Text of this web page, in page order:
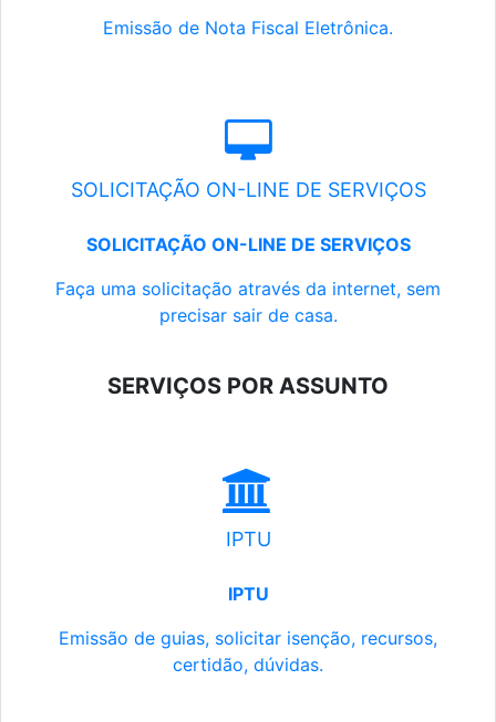
Emissão de Nota Fiscal Eletrônica.
SOLICITAÇÃO ON-LINE DE SERVIÇOS
SOLICITAÇÃO ON-LINE DE SERVIÇOS
Faça uma solicitação através da internet, sem
precisar sair de casa.
SERVIÇOS POR ASSUNTO
IPTU
IPTU
Emissão de guias, solicitar isenção, recursos,
certidão, dúvidas.